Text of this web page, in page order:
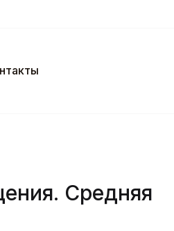
Средняя